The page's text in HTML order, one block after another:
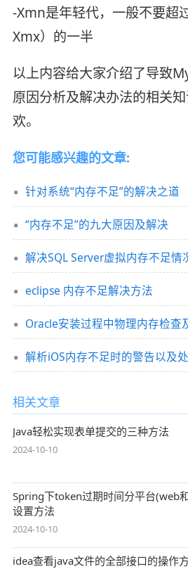
-Xmn是年轻代，一般不要超
Xmx）的一半
以上内容给大家介绍了导致
原因分析及解决办法的相关
欢。
您可能感兴趣的文章:
针对系统“内存不足”的解决之道
“内存不足”的九大原因及解决
解决SQL Server虚拟内存不足情
eclipse 内存不足解决方法
解析iOS内存不足时的警告以及
相关文章
Java轻松实现表单提交的三种方法
2024-10-10
Spring下token过期时间分平台(web
设置方法
2024-10-10
idea查看java文件的全部接口的操作